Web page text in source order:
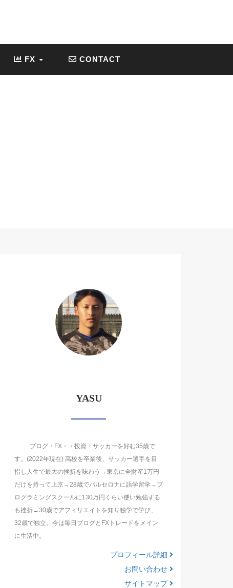
FX CONTACT
YASU
ブログ・FX・・投資・サッカーを好む35歳で
す。(2022年現在) 高校を卒業後、サッカー選手を目
指し人生で最大の挫折を味わう→東京に全財産1万円
だけを持って上京→28歳でバルセロナに語学留学→プ
ログラミングスクールに130万円くらい使い勉強する
も挫折→30歳でアフィリエイトを知り独学で学び、
32歳で独立。今は毎日ブログとFXトレードをメイン
に生活中。
プロフィール詳細
お問い合わせ
サイトマップ